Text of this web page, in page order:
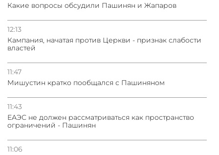
Какие вопросы обсудили Пашинян и Жапаров
12:13
Кампания, начатая против Церкви - признак слабости
властей
11:47
Мишустин кратко пообщался с Пашиняном
11:43
ЕАЭС не должен рассматриваться как пространство
ограничений - Пашинян
11:06